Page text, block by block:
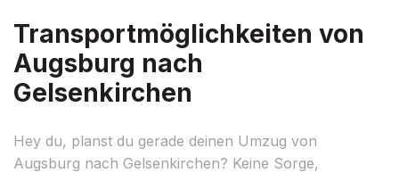
Transportmöglichkeiten von
Augsburg nach
Gelsenkirchen
Hey du, planst du gerade deinen Umzug von
Augsburg nach Gelsenkirchen? Keine Sorge,